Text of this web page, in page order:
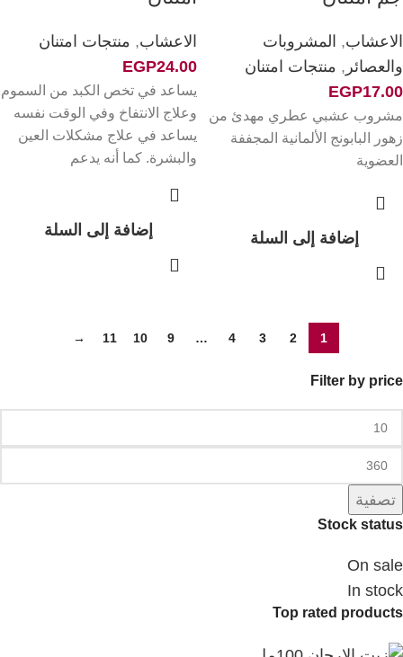
Filter by price
تصفية
Stock status
On sale
In stock
Top rated products
الاعشاب, المشروبات
والعصائر , منتجات امتنان
EGP17.00
مشروب عشبي عطري مهدئ من
زهور البابونج الألمانية المجففة
العضوية
إضافة إلى السلة
الاعشاب, منتجات امتنان
EGP24.00
يساعد في تخص الكبد من السموم
وعلاج الانتفاخ وفي الوقت نفسه
يساعد في علاج مشكلات العين
والبشرة. كما أنه يدعم
إضافة إلى السلة
1
2
3
4
…
9
10
11
→